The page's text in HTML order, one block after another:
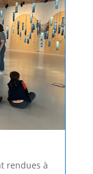
rendues à